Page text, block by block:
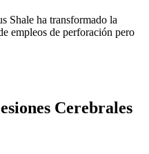
Shale ha transformado la
empleos de perforación pero
Cerebrales